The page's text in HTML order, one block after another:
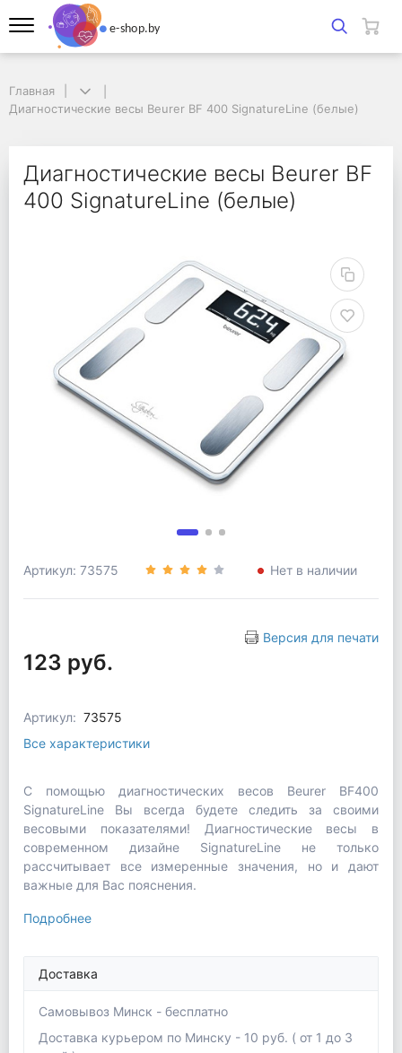
Диагностические весы Beurer BF 400 SignatureLine (белые)
Диагностические
Главная
Диагностические весы Beurer BF 400 SignatureLine (белые)
Диагностические весы Beurer BF
400 SignatureLine (белые)
Артикул: 73575 Нет в наличии
Версия для печати
123 руб.
Артикул: 73575
Все характеристики
С помощью диагностических весов Beurer BF400
SignatureLine Вы всегда будете следить за своими
весовыми показателями! Диагностические весы в
современном дизайне SignatureLine не только
рассчитывает все измеренные значения, но и дают
важные для Вас пояснения.
Подробнее
Доставка
Самовывоз Минск - бесплатно
Доставка курьером по Минску - 10 руб. ( от 1 до 3